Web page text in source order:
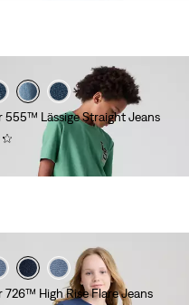
555™ Lässige Straight Jeans
726™ High Rise Flare Jeans